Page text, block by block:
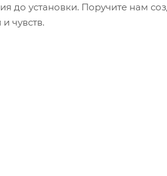
до установки. Поручите нам
чувств.